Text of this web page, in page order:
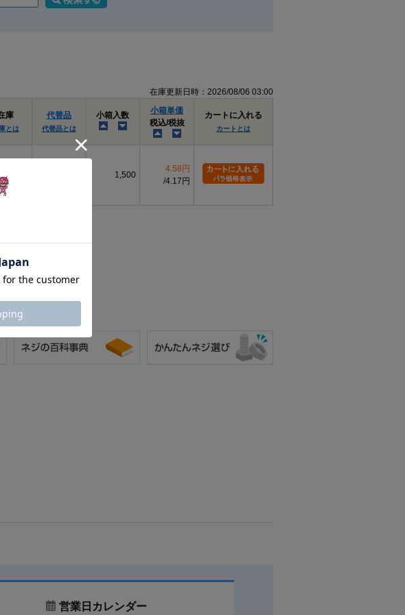
在庫更新日時：2026/08/06 03:00
庫
とは
代替品
代替品とは
小箱入数
小箱単価
税込/税抜
カートに入れる
カートとは
あり 1,500
4.58円
4.17円
営業日カレンダー